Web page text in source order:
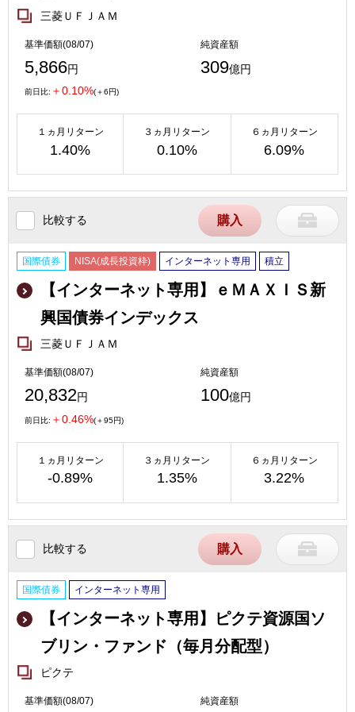
三菱ＵＦＪＡＭ
基準価額(08/07)
5,866円
純資産額
309億円
前日比: ＋0.10%(＋6円)
１ヵ月リターン
1.40%
３ヵ月リターン
0.10%
６ヵ月リターン
6.09%
比較する 購入
国際債券 NISA(成長投資枠) インターネット専用 積立
【インターネット専用】ｅＭＡＸＩＳ新
興国債券インデックス
三菱ＵＦＪＡＭ
基準価額(08/07)
20,832円
純資産額
100億円
前日比: ＋0.46%(＋95円)
１ヵ月リターン
-0.89%
３ヵ月リターン
1.35%
６ヵ月リターン
3.22%
比較する 購入
国際債券 インターネット専用
【インターネット専用】ピクテ資源国ソ
ブリン・ファンド（毎月分配型）
ピクテ
基準価額(08/07) 純資産額